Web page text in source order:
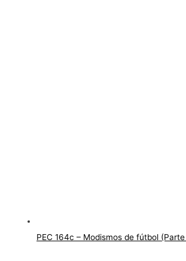
PEC 164c – Modismos de fútbol (Parte